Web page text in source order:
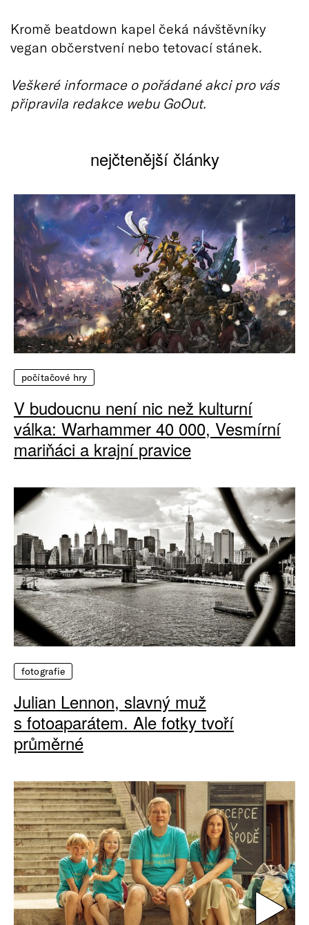
Kromě beatdown kapel čeká návštěvníky
vegan občerstvení nebo tetovací stánek.
Veškeré informace o pořádané akci pro vás
připravila redakce webu GoOut.
nejčtenější články
počítačové hry
V budoucnu není nic než kulturní
válka: Warhammer 40 000, Vesmírní
mariňáci a krajní pravice
fotografie
Julian Lennon, slavný muž
s fotoaparátem. Ale fotky tvoří
průměrné